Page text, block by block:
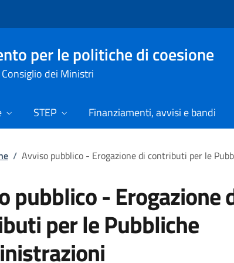
per le politiche di coesione
dei Ministri
STEP Finanziamenti, avvisi e bandi
/ Avviso pubblico - Erogazione di contributi per le
pubblico - Erogazione
per le Pubbliche